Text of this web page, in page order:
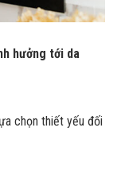
hưởng tới da
chọn thiết yếu đối